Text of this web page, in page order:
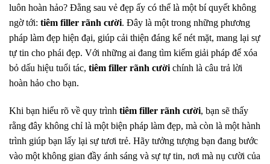
luôn hoàn hảo? Đằng sau vẻ đẹp ấy có thể là một bí quyết không
ngờ tới: tiêm filler rãnh cười. Đây là một trong những phương
pháp làm đẹp hiện đại, giúp cải thiện đáng kể nét mặt, mang lại sự
tự tin cho phái đẹp. Với những ai đang tìm kiếm giải pháp để xóa
bỏ dấu hiệu tuổi tác, tiêm filler rãnh cườichính là câu trả lời
hoàn hảo cho bạn.
Khi bạn hiểu rõ về quy trình tiêm filler rãnh cười, bạn sẽ thấy
rằng đây không chỉ là một biện pháp làm đẹp, mà còn là một hành
trình giúp bạn lấy lại sự tươi trẻ. Hãy tưởng tượng bạn đang bước
vào một không gian đầy ánh sáng và sự tự tin, nơi mà nụ cười của